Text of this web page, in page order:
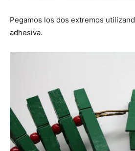
Pegamos los dos extremos
adhesiva.